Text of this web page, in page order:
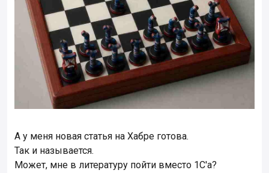
А у меня новая статья на Хабре готова.
Так и называется.
Может, мне в литературу пойти вместо 1С'а?